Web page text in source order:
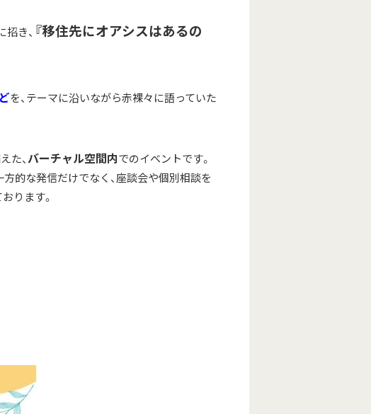
き、 『移住先にオアシスはあるの
を、テーマに沿いながら赤裸々に語っていた
た、バーチャル空間内でのイベントです。
的な発信だけでなく、座談会や個別相談を
ります。